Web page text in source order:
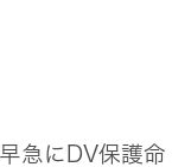
急にDV保護命